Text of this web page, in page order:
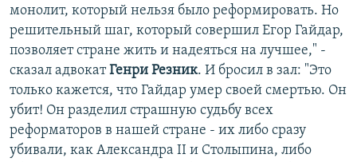
монолит, который нельзя было реформировать. Но
решительный шаг, который совершил Егор Гайдар,
позволяет стране жить и надеяться на лучшее," -
сказал адвокатГенри Резник. И бросил в зал: "Это
только кажется, что Гайдар умер своей смертью. Он
убит! Он разделил страшную судьбу всех
реформаторов в нашей стране - их либо сразу
убивали, как Александра II и Столыпина, либо